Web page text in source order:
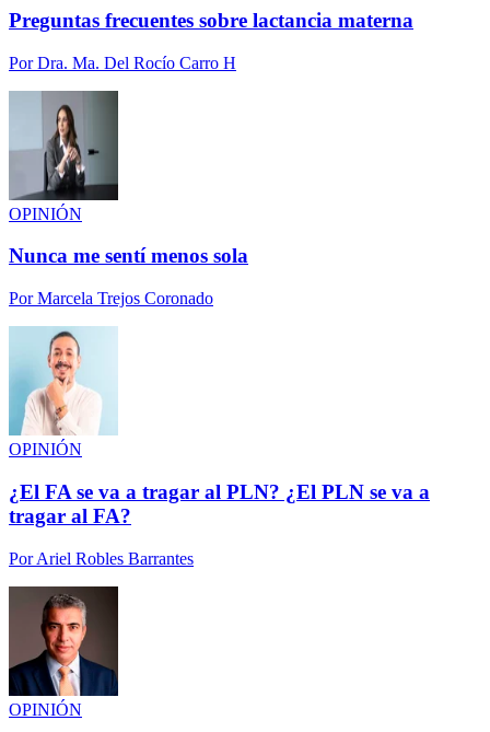
Preguntas frecuentes sobre lactancia materna
PorDra. Ma. Del Rocío Carro H
OPINIÓN
Nunca me sentí menos sola
PorMarcela Trejos Coronado
OPINIÓN
¿El FA se va a tragar al PLN? ¿El PLN se va a
tragar al FA?
PorAriel Robles Barrantes
OPINIÓN